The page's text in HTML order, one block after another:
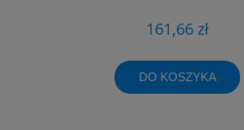
161,66 zł
DO KOSZYKA